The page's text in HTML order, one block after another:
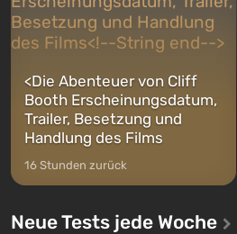
<Die Abenteuer von Cliff
Booth Erscheinungsdatum,
Trailer, Besetzung und
Handlung des Films
16 Stunden zurück
Neue Tests jede Woche